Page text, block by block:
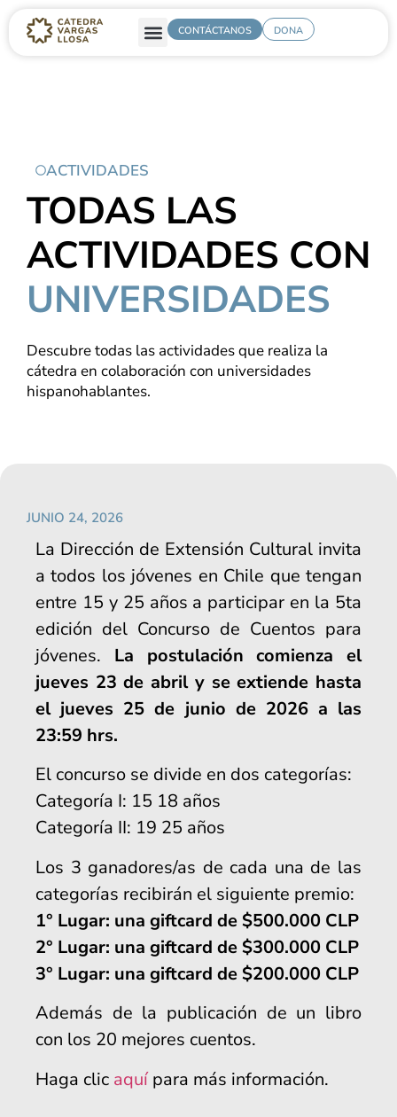
CONTÁCTANOS DONA
ACTIVIDADES
TODAS LAS
ACTIVIDADES CON
UNIVERSIDADES
Descubre todas las actividades que realiza la
cátedra en colaboración con universidades
hispanohablantes.
JUNIO 24, 2026
La Dirección de Extensión Cultural invita
a todos los jóvenes en Chile que tengan
entre 15 y 25 años a participar en la 5ta
edición del Concurso de Cuentos para
jóvenes. La postulación comienza el
jueves 23 de abril y se extiende hasta
el jueves 25 de junio de 2026 a las
23:59 hrs.
El concurso se divide en dos categorías:
Categoría I: 15 18 años
Categoría II: 19 25 años
Los 3 ganadores/as de cada una de las
categorías recibirán el siguiente premio:
1° Lugar: una giftcard de $500.000 CLP
2° Lugar: una giftcard de $300.000 CLP
3° Lugar: una giftcard de $200.000 CLP
Además de la publicación de un libro
con los 20 mejores cuentos.
Haga clic aquípara más información.